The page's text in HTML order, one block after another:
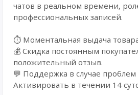
чатов в реальном времени,
профессиональных записей.
⏱️ Моментальная выдача
💰 Cкидка постоянным
положительный отзыв.
💬 Поддержка в случае
Активировать в течении 14